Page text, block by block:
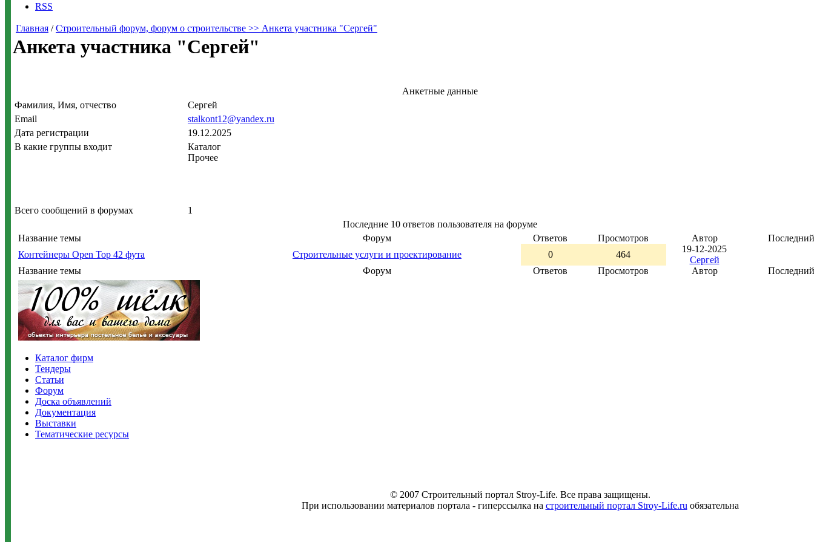
RSS
Главная /Строительный форум, форум о строительстве >> Анкета участника "Сергей"
Анкета участника "Сергей"
Анкетные данные
Фамилия, Имя, отчество
Сергей
Email
stalkont12@yandex.ru
Дата регистрации
19.12.2025
В какие группы входит
Каталог
Прочее
Всего сообщений в форумах
1
Последние 10 ответов пользователя на форуме
Название темы
Форум Ответов Просмотров Автор
Контейнеры Open Top 42 фута
Строительные услуги и проектирование 0 464
19-12-2025
Сергей
Название темы
Форум Ответов Просмотров Автор
Каталог фирм
Тендеры
Статьи
Форум
Доска объявлений
Документация
Выставки
Тематические ресурсы
© 2007 Строительный портал Stroy-Life. Все права защищены.
При использовании материалов портала - гиперссылка на строительный портал Stroy-Life.ru обязательна